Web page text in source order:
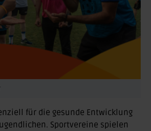
für die gesunde Entwicklung
Sportvereine spielen